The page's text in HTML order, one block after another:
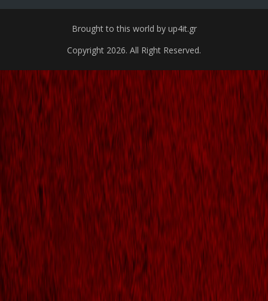
Brought to this world by up4it.gr
Copyright 2026. All Right Reserved.